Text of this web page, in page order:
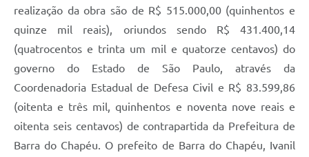
realização da obra são de R$ 515.000,00 (quinhentos e
quinze mil reais), oriundos sendo R$ 431.400,14
(quatrocentos e trinta um mil e quatorze centavos) do
governo do Estado de São Paulo, através da
Coordenadoria Estadual de Defesa Civil e R$ 83.599,86
(oitenta e três mil, quinhentos e noventa nove reais e
oitenta seis centavos) de contrapartida da Prefeitura de
Barra do Chapéu. O prefeito de Barra do Chapéu, Ivanil